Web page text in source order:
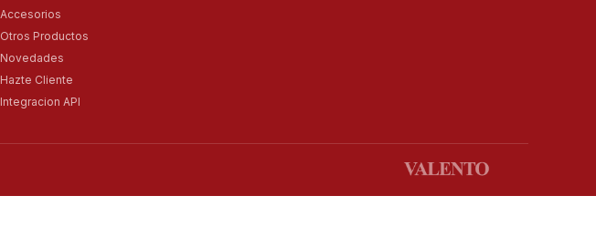
Accesorios
Otros Productos
Novedades
Hazte Cliente
Integracion API